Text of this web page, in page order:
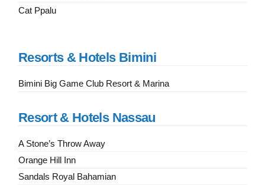
Cat Ppalu
Resorts & Hotels Bimini
Bimini Big Game Club Resort & Marina
Resort & Hotels Nassau
A Stone’s Throw Away
Orange Hill Inn
Sandals Royal Bahamian